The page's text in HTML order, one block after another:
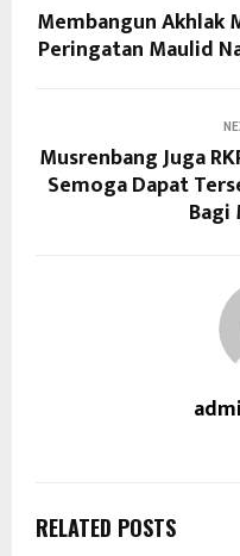
Membangun Akhlak
Peringatan Maulid
Musrenbang Juga
Semoga Dapat
Bagi
RELATED POSTS